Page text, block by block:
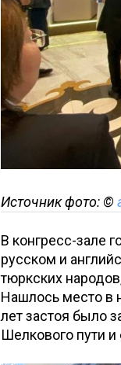
Источник фото: ©
В конгресс-зале
русском и
тюркских
Нашлось место в
лет застоя было
Шелкового пути